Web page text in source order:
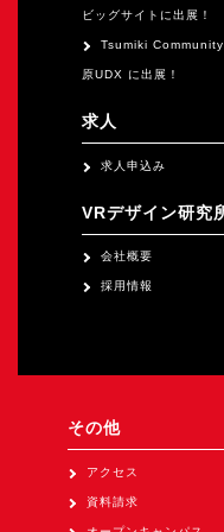
ビッグサイトに出展！
Tsumiki
原UDX に出展！
求人
求人申込み
VRデザイン研究
会社概要
採用情報
その他
アクセス
資料請求